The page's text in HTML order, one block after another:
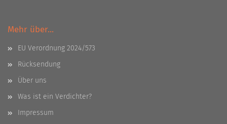
Mehr über...
EU Verordnung 2024/573
Rücksendung
Über uns
Was ist ein Verdichter?
Impressum